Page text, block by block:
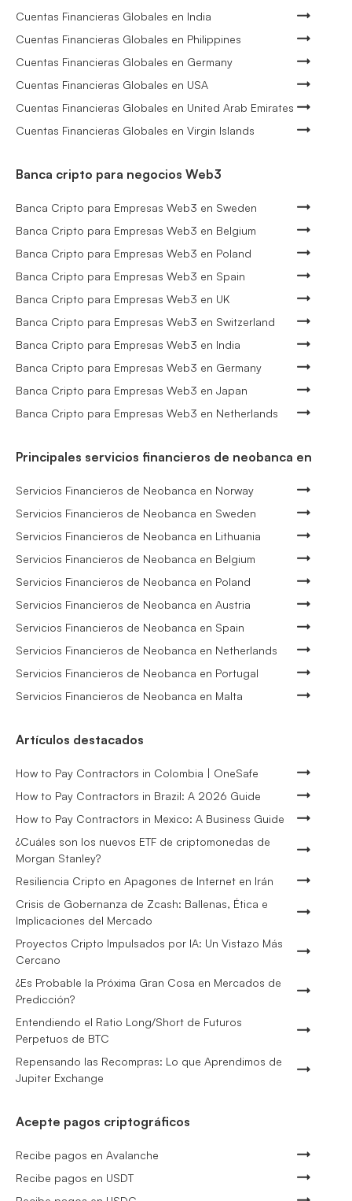
Cuentas Financieras Globales en India
Cuentas Financieras Globales en Philippines
Cuentas Financieras Globales en Germany
Cuentas Financieras Globales en USA
Cuentas Financieras Globales en United Arab Emirates
Cuentas Financieras Globales en Virgin Islands
Banca cripto para negocios Web3
Banca Cripto para Empresas Web3 en Sweden
Banca Cripto para Empresas Web3 en Belgium
Banca Cripto para Empresas Web3 en Poland
Banca Cripto para Empresas Web3 en Spain
Banca Cripto para Empresas Web3 en UK
Banca Cripto para Empresas Web3 en Switzerland
Banca Cripto para Empresas Web3 en India
Banca Cripto para Empresas Web3 en Germany
Banca Cripto para Empresas Web3 en Japan
Banca Cripto para Empresas Web3 en Netherlands
Principales servicios financieros de neobanca en
Servicios Financieros de Neobanca en Norway
Servicios Financieros de Neobanca en Sweden
Servicios Financieros de Neobanca en Lithuania
Servicios Financieros de Neobanca en Belgium
Servicios Financieros de Neobanca en Poland
Servicios Financieros de Neobanca en Austria
Servicios Financieros de Neobanca en Spain
Servicios Financieros de Neobanca en Netherlands
Servicios Financieros de Neobanca en Portugal
Servicios Financieros de Neobanca en Malta
Artículos destacados
How to Pay Contractors in Colombia | OneSafe
How to Pay Contractors in Brazil: A 2026 Guide
How to Pay Contractors in Mexico: A Business Guide
¿Cuáles son los nuevos ETF de criptomonedas de
Morgan Stanley?
Resiliencia Cripto en Apagones de Internet en Irán
Crisis de Gobernanza de Zcash: Ballenas, Ética e
Implicaciones del Mercado
Proyectos Cripto Impulsados por IA: Un Vistazo Más
Cercano
¿Es Probable la Próxima Gran Cosa en Mercados de
Predicción?
Entendiendo el Ratio Long/Short de Futuros
Perpetuos de BTC
Repensando las Recompras: Lo que Aprendimos de
Jupiter Exchange
Acepte pagos criptográficos
Recibe pagos en Avalanche
Recibe pagos en USDT